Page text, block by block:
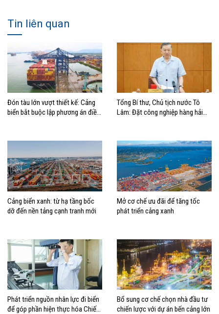
Tin liên quan
Đón tàu lớn vượt thiết kế: Cảng
biển bắt buộc lập phương án điều
Tổng Bí thư, Chủ tịch nước Tô
Lâm: Đặt công nghiệp hàng hải
biển mạnh
Cảng biển xanh: từ hạ tầng bốc
dỡ đến nền tảng cạnh tranh mới
Mở cơ chế ưu đãi để tăng tốc
phát triển cảng xanh
Phát triển nguồn nhân lực đi biển
để góp phần hiện thực hóa Chiến
Bổ sung cơ chế chọn nhà đầu tư
chiến lược với dự án bến cảng lớn